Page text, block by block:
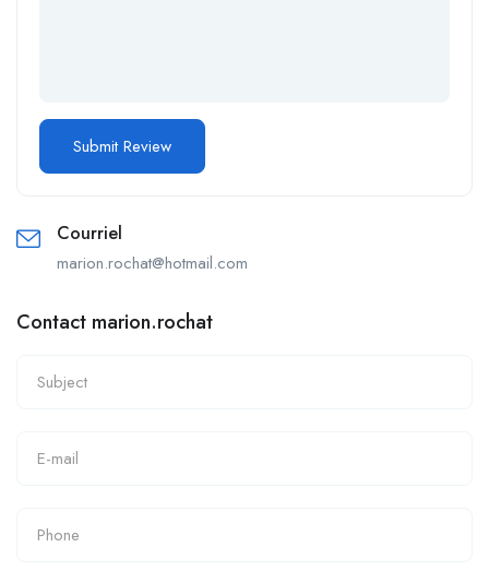
Courriel
marion.rochat@hotmail.com
Contact marion.rochat